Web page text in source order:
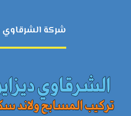
شركة الشرقاوي